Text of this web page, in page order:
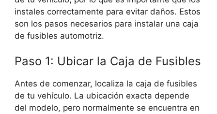
instales correctamente para evitar daños. Estos
son los pasos necesarios para instalar una caja
de fusibles automotriz.
Paso 1: Ubicar la Caja de Fusibles
Antes de comenzar, localiza la caja de fusibles
de tu vehículo. La ubicación exacta depende
del modelo, pero normalmente se encuentra en